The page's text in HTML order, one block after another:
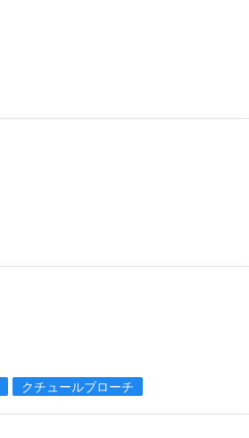
クチュールブローチ